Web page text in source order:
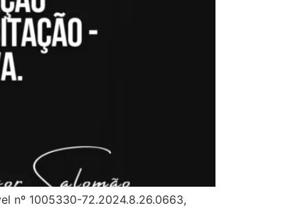
nº 1005330-72.2024.8.26.0663,